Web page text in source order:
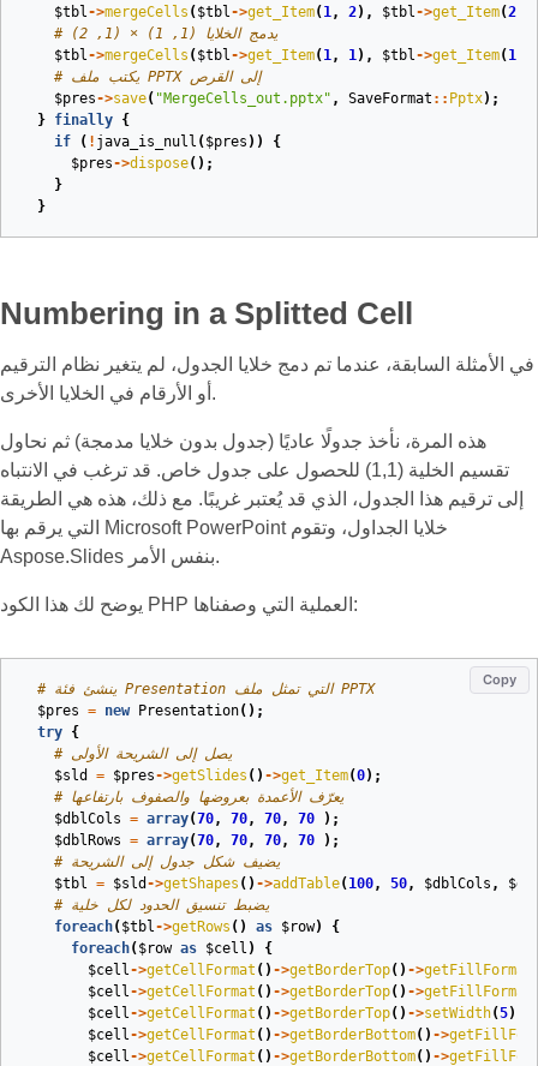
$tbl->mergeCells ( $tbl->get_Item( 1, 2), $tbl->get_Item(2
# يدمج الخلايا (1, 1) × (1, 2)
$tbl->mergeCells ( $tbl->get_Item( 1, 1), $tbl->get_Item( 1
# يكتب ملف PPTX إلى القرص
$pres->save( "MergeCells_out.pptx" , SaveFormat :: Pptx);
} finally {
if
( ! java_is_null ( $pres ))
{
$pres->dispose();
}
}
Numbering in a Splitted Cell
في الأمثلة السابقة، عندما تم دمج خلايا الجدول، لم يتغير نظام الترقيم
أو الأرقام في الخلايا الأخرى.
هذه المرة، نأخذ جدولًا عاديًا (جدول بدون خلايا مدمجة) ثم نحاول
تقسيم الخلية (1,1) للحصول على جدول خاص. قد ترغب في الانتباه
إلى ترقيم هذا الجدول، الذي قد يُعتبر غريبًا. مع ذلك، هذه هي الطريقة
التي يرقم بها Microsoft PowerPoint خلايا الجداول، وتقوم
Aspose.Slides بنفس الأمر.
يوضح لك هذا الكود PHP العملية التي وصفناها:
Copy
# ينشئ فئة Presentation التي تمثل ملف PPTX
$pres = new Presentation();
try {
# يصل إلى الشريحة الأولى
$sld
= $pres->getSlides () ->get_Item(0);
# يعرّف الأعمدة بعروضها والصفوف بارتفاعها
$dblCols = array(70, 70, 70, 70
);
$dblRows = array(70, 70, 70, 70
);
# يضيف شكل جدول إلى الشريحة
$tbl = $sld ->getShapes () ->addTable( 100, 50, $dblCols ,
# يضبط تنسيق الحدود لكل خلية
foreach( $tbl->getRows () as $row)
{
foreach( $row as $cell )
{
$cell->getCellFormat () ->getBorderTop() ->getFillFormat
$cell->getCellFormat () ->getBorderTop() ->getFillFormat
$cell->getCellFormat () ->getBorderTop() ->setWidth(5);
$cell->getCellFormat () ->getBorderBottom() ->
$cell->getCellFormat () ->getBorderBottom() ->